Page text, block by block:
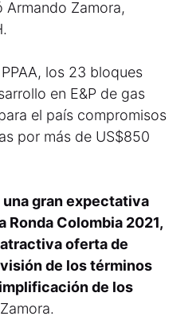
Armando Zamora,
los 23 bloques
en E&P de gas
el país compromisos
por más de US$850
una gran expectativa
Ronda Colombia 2021,
oferta de
de los términos
de los